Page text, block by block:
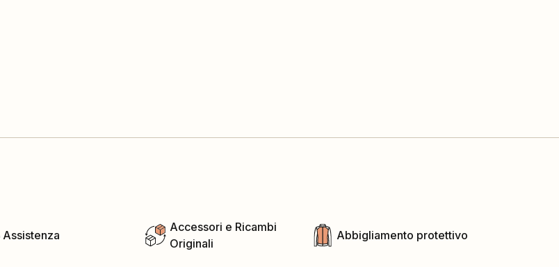
Assistenza
Accessori e Ricambi
Originali
Abbigliamento protettivo